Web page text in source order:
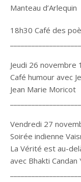
Manteau d’Arlequin
18h30 Café des
Jeudi 26 novembre
Café humour avec
Jean Marie Moricot
Vendredi 27
Soirée indienne
La Vérité est au-
avec Bhakti Candan